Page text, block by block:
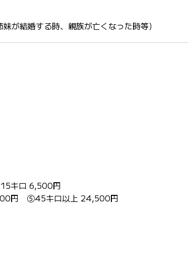
が結婚する時、親族が亡くなった時等）
キロ 6,500円
円 ⑤45キロ以上 24,500円